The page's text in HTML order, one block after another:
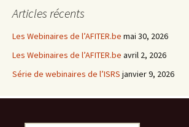
articles
Articles récents
Les Webinaires de l’AFITER.be mai 30, 2026
Les Webinaires de l’AFITER.be avril 2, 2026
Série de webinaires de l’ISRS janvier 9, 2026